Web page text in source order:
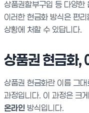
상품권할부구입 등 다양한
이러한 현금화 방식은 편
상황에 처할 수 있답니다.
상품권 현금화,
상품권 현금화란 이름 그
과정입니다. 이 과정은 크
온라인 방식입니다.